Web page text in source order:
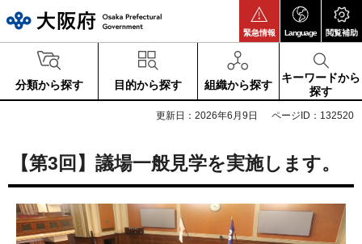
緊急情報 Language 閲覧補助
分類から探す 目的から探す 組織から探す
キーワードから
探す
更新日：2026年6月9日 ページID：132520
【第3回】議場一般見学を実施します。